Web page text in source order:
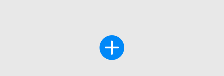
Max 的新默认模型，并成为